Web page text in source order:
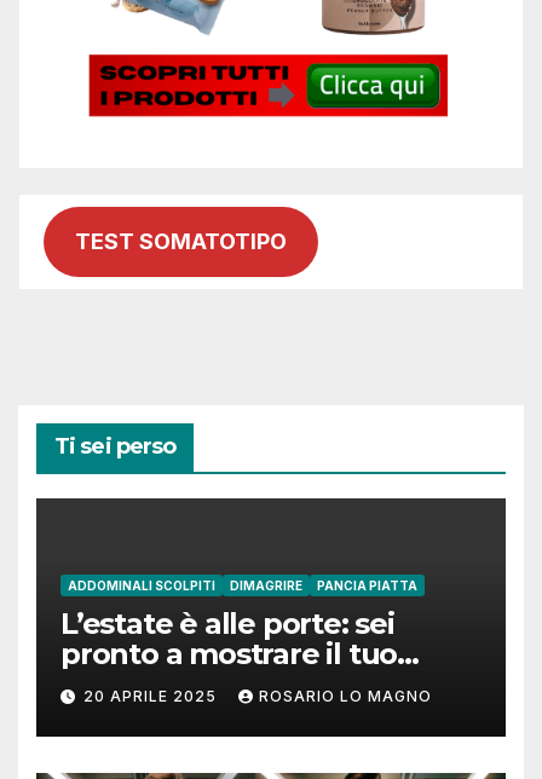
TEST SOMATOTIPO
Ti sei perso
ADDOMINALI SCOLPITI DIMAGRIRE PANCIA PIATTA
L’estate è alle porte: sei
pronto a mostrare il tuo
addome piatto?
20 APRILE 2025 ROSARIO LO MAGNO